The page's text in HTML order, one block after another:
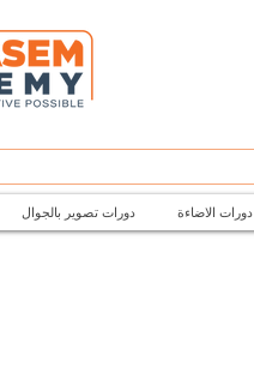
دورات تصوير بالجوال دورات الاضاءة